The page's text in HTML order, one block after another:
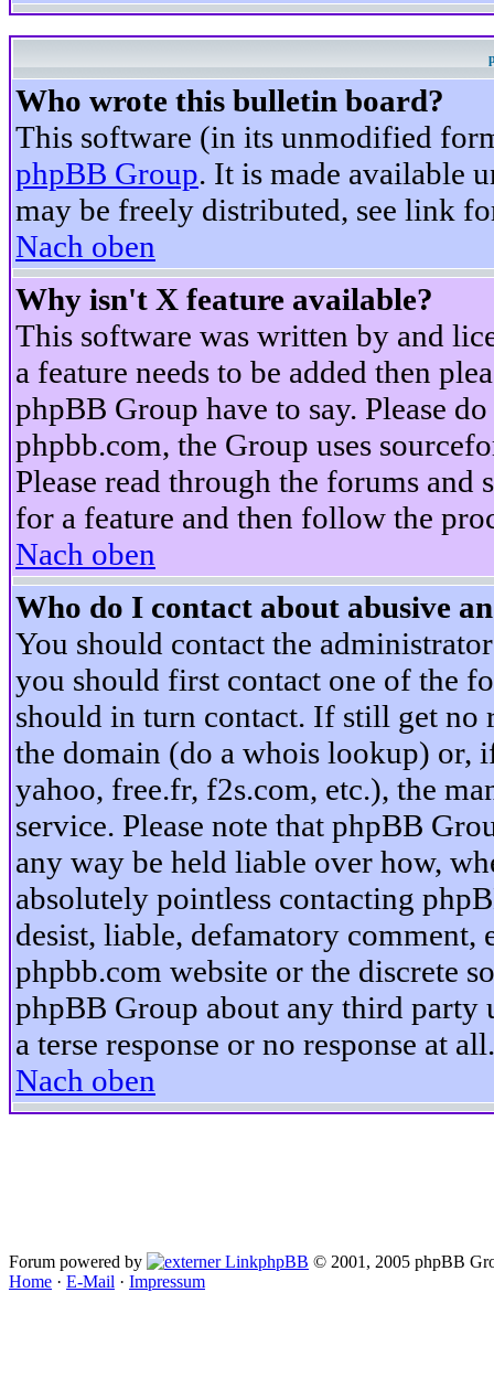
Who wrote this bulletin board?
This software (in its unmodified
phpBB Group. It is made available
may be freely distributed, see link
Nach oben
Why isn't X feature available?
This software was written by and
a feature needs to be added then
phpBB Group have to say. Please
phpbb.com, the Group uses
Please read through the forums
for a feature and then follow the
Nach oben
Who do I contact about abusive
You should contact the
you should first contact one of the
should in turn contact. If still get no
the domain (do a whois lookup) or,
yahoo, free.fr, f2s.com, etc.), the
service. Please note that phpBB
any way be held liable over how,
absolutely pointless contacting
desist, liable, defamatory
phpbb.com website or the discrete
phpBB Group about any third party
a terse response or no response at all.
Nach oben
Forum powered by phpBB © 2001, 2005 phpBB
Home · E-Mail · Impressum